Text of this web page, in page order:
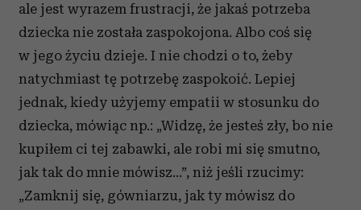
ale jest wyrazem frustracji, że jakaś potrzeba
dziecka nie została zaspokojona. Albo coś się
w jego życiu dzieje. I nie chodzi o to, żeby
natychmiast tę potrzebę zaspokoić. Lepiej
jednak, kiedy użyjemy empatii w stosunku do
dziecka, mówiąc np.: „Widzę, że jesteś zły, bo nie
kupiłem ci tej zabawki, ale robi mi się smutno,
jak tak do mnie mówisz…”, niż jeśli rzucimy:
„Zamknij się, gówniarzu, jak ty mówisz do